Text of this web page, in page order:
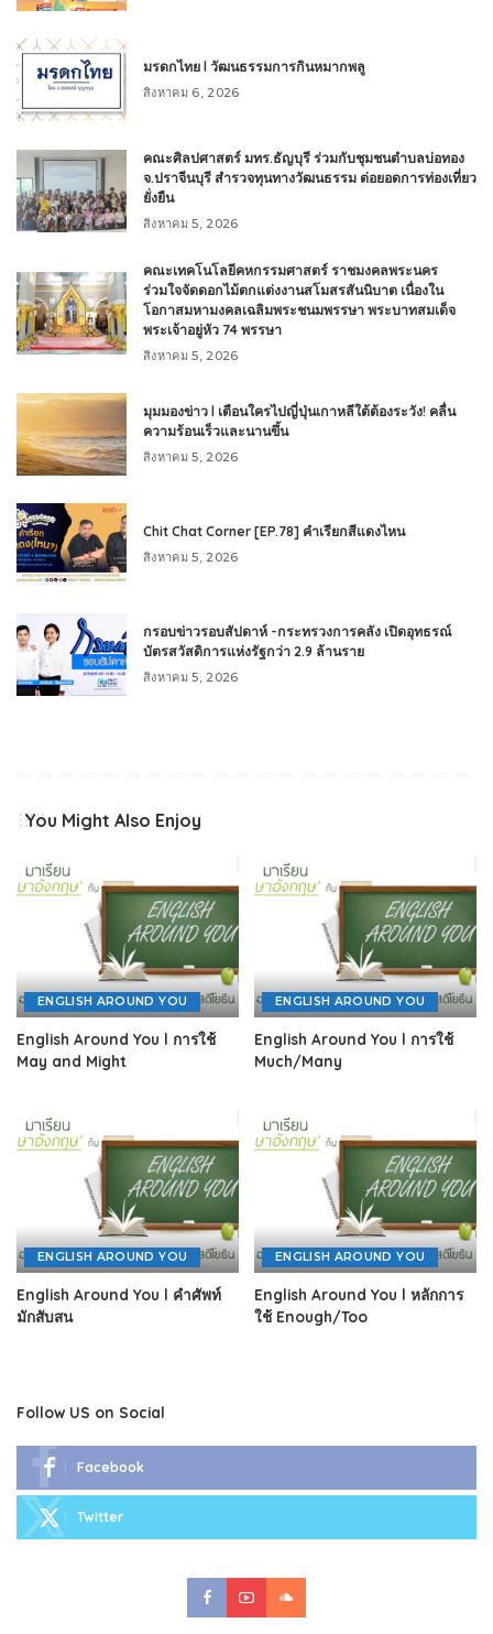
มรดกไทย l วัฒนธรรมการกินหมากพลู
สิงหาคม 6, 2026
คณะศิลปศาสตร์ มทร.ธัญบุรี ร่วมกับชุมชนตำบลบ่อทอง
จ.ปราจีนบุรี สำรวจทุนทางวัฒนธรรม ต่อยอดการท่องเที่ยว
ยั่งยืน
สิงหาคม 5, 2026
คณะเทคโนโลยีคหกรรมศาสตร์ ราชมงคลพระนคร
ร่วมใจจัดดอกไม้ตกแต่งงานสโมสรสันนิบาต เนื่องใน
โอกาสมหามงคลเฉลิมพระชนมพรรษา พระบาทสมเด็จ
พระเจ้าอยู่หัว 74 พรรษา
สิงหาคม 5, 2026
มุมมองข่าว l เตือนใครไปญี่ปุ่นเกาหลีใต้ต้องระวัง! คลื่น
ความร้อนเร็วและนานขึ้น
สิงหาคม 5, 2026
Chit Chat Corner [EP.78] คำเรียกสีแดงไหน
สิงหาคม 5, 2026
กรอบข่าวรอบสัปดาห์ -กระทรวงการคลัง เปิดอุทธรณ์
บัตรสวัสดิการแห่งรัฐกว่า 2.9 ล้านราย
สิงหาคม 5, 2026
You Might Also Enjoy
ENGLISH AROUND YOU
English Around You l การใช้
May and Might
ENGLISH AROUND YOU
English Around You l การใช้
Much/Many
ENGLISH AROUND YOU
English Around You l คำศัพท์
มักสับสน
ENGLISH AROUND YOU
English Around You l หลักการ
ใช้ Enough/Too
Follow US on Social
Facebook
Twitter